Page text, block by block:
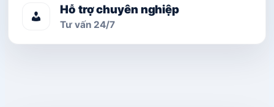
Hỗ trợ chuyên nghiệp
Tư vấn 24/7